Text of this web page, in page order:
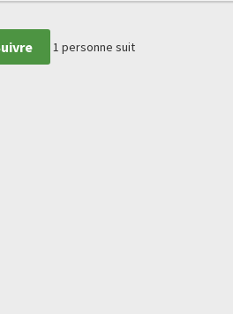
1 personne suit